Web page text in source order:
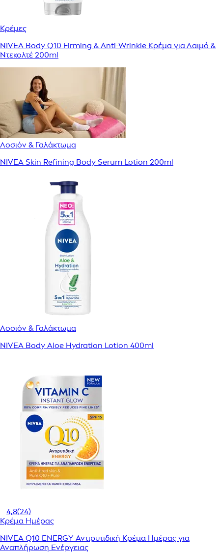
Κρέμες
NIVEA Body Q10 Firming & Anti-Wrinkle Κρέμα για Λαιμό &
Ντεκολτέ 200ml
Λοσιόν & Γαλάκτωμα
NIVEA Skin Refining Body Serum Lotion 200ml
Λοσιόν & Γαλάκτωμα
NIVEA Body Aloe Hydration Lotion 400ml
4,8(24)
Κρέμα Ημέρας
NIVEA Q10 ENERGY Αντιρυτιδική Κρέμα Ημέρας για
Αναπλήρωση Ενέργειας